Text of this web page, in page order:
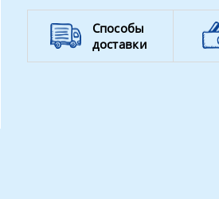
Способы
доставки